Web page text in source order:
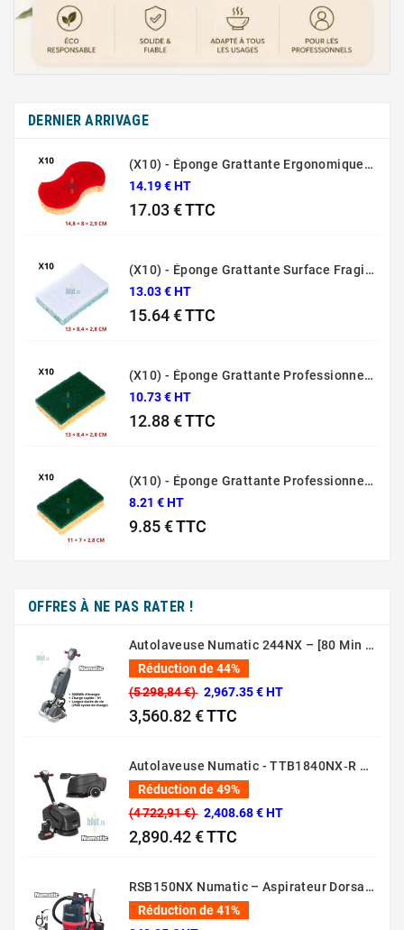
DERNIER ARRIVAGE
(X10) - Éponge Grattante Ergonomique Rouge Sponrex 92
14.19 € HT
17.03 €TTC
(X10) - Éponge Grattante Surface Fragile Bleue Sponrex 79
13.03 € HT
15.64 €TTC
(X10) - Éponge Grattante Professionnelle Sponrex 74
10.73 € HT
12.88 €TTC
(X10) - Éponge Grattante Professionnelle Sponrex 52
8.21 € HT
9.85 €TTC
OFFRES À NE PAS RATER !
Autolaveuse Numatic 244NX – [80 Min – 44 Cm – 36V]
Réduction de 44%
(5 298,84 €) 2,967.35 € HT
3,560.82 €TTC
Autolaveuse Numatic - TTB1840NX‑R – (Batterie 36 V, 18 L)
Réduction de 49%
(4 722,91 €) 2,408.68 € HT
2,890.42 €TTC
RSB150NX Numatic – Aspirateur Dorsal Pro [80 Min – 5L – 36V]
Réduction de 41%